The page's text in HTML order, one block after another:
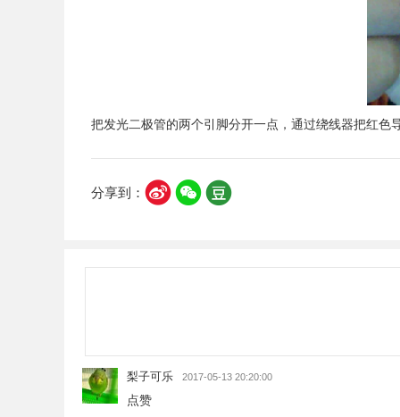
把发光二极管的两个引脚分开一点，通过绕线器把红色
分享到：
梨子可乐 2017-05-13 20:20:00
点赞